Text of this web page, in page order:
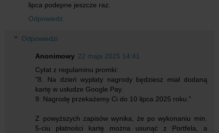
lipca podepne jeszcze raz.
Odpowiedz
Odpowiedzi
Anonimowy 22 maja 2025 14:41
Cytat z regulaminu promki:
"8. Na dzień wypłaty nagrody będziesz miał dodaną
kartę w usłudze Google Pay.
9. Nagrodę przekażemy Ci do 10 lipca 2025 roku."
Z powyższych zapisów wynika, że po wykonaniu min.
5-ciu płatności kartę można usunąć z Portfela, a